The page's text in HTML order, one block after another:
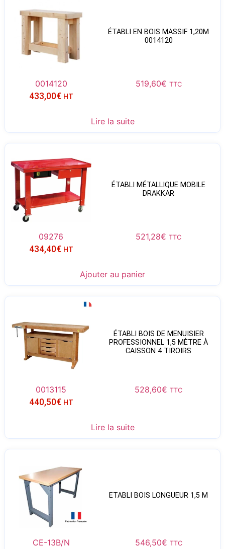
ÉTABLI EN BOIS MASSIF 1,20M
0014120
0014120 519,60€ TTC
433,00€ HT
Lire la suite
ÉTABLI MÉTALLIQUE MOBILE
DRAKKAR
09276 521,28€ TTC
434,40€ HT
Ajouter au panier
ÉTABLI BOIS DE MENUISIER
PROFESSIONNEL 1,5 MÈTRE À
CAISSON 4 TIROIRS
0013115 528,60€ TTC
440,50€ HT
Lire la suite
ETABLI BOIS LONGUEUR 1,5 M
CE-13B/N 546,50€ TTC